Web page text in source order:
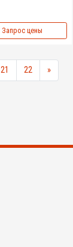
Запрос цены
21 22 »